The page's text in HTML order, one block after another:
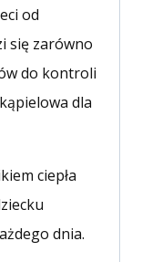
od
się zarówno
do kontroli
dla
ciepła
dnia.